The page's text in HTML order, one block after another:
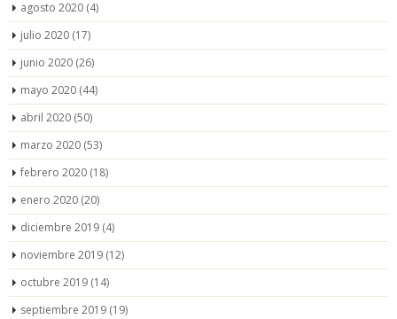
agosto 2020 (4)
julio 2020 (17)
junio 2020 (26)
mayo 2020 (44)
abril 2020 (50)
marzo 2020 (53)
febrero 2020 (18)
enero 2020 (20)
diciembre 2019 (4)
noviembre 2019 (12)
octubre 2019 (14)
septiembre 2019 (19)